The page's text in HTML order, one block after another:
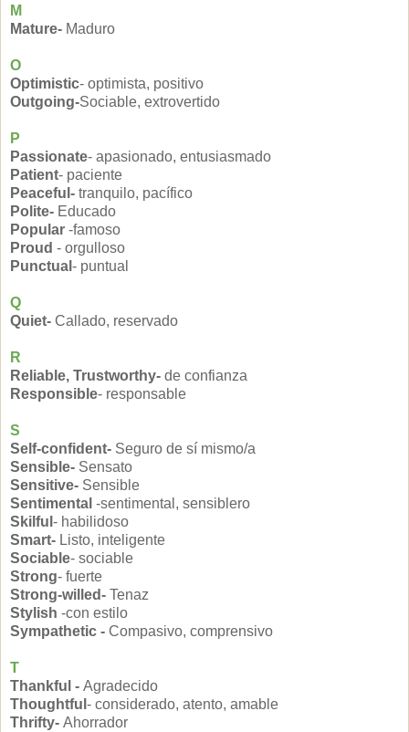
M
Mature- Maduro
O
Optimistic- optimista, positivo
Outgoing-Sociable, extrovertido
P
Passionate- apasionado, entusiasmado
Patient- paciente
Peaceful-tranquilo, pacífico
Polite- Educado
Popular-famoso
Proud - orgulloso
Punctual- puntual
Q
Quiet-Callado, reservado
R
Reliable, Trustworthy-de confianza
Responsible- responsable
S
Self-confident- Seguro de sí mismo/a
Sensible- Sensato
Sensitive- Sensible
Sentimental -sentimental, sensiblero
Skilful- habilidoso
Smart- Listo, inteligente
Sociable- sociable
Strong- fuerte
Strong-willed-Tenaz
Stylish -con estilo
Sympathetic -Compasivo, comprensivo
T
Thankful -Agradecido
Thoughtful- considerado, atento, amable
Thrifty-Ahorrador